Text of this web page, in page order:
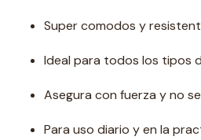
Super comodos y
Ideal para todos los tipos
Asegura con fuerza y no
Para uso diario y en la